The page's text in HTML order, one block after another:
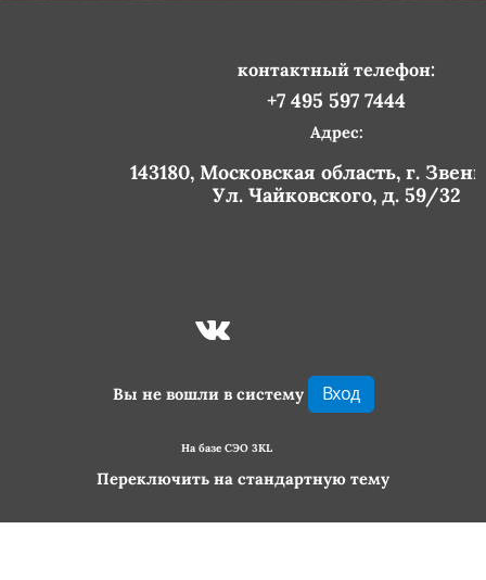
контактный телефон:
+7 495 597 7444
Адрес:
143180, Московская область, г.
Ул. Чайковского, д. 59/32
Вы не вошли в систему Вход
На базе СЭО 3KL
Переключить на стандартную тему